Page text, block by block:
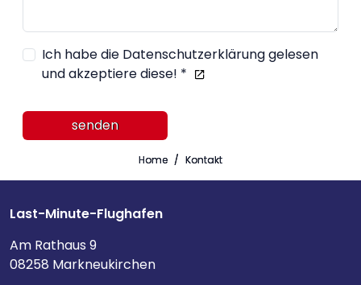
Ich habe die Datenschutzerklärung gelesen
und akzeptiere diese! *
senden
Home Kontakt
Last-Minute-Flughafen
Am Rathaus 9
08258 Markneukirchen